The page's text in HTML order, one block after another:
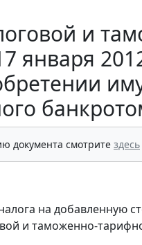
и
января
документа смотрите здесь
на добавленную
и таможенно-